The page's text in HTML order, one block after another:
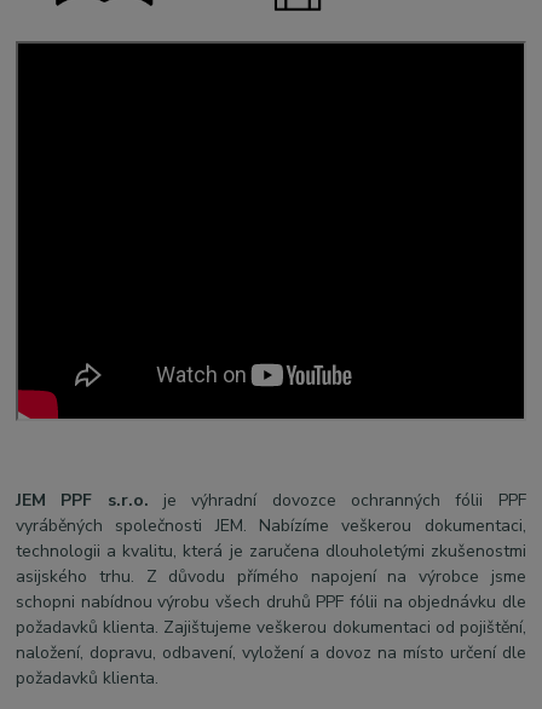
JEM PPF s.r.o. je výhradní dovozce ochranných fólii PPF
vyráběných společnosti JEM. Nabízíme veškerou dokumentaci,
technologii a kvalitu, která je zaručena dlouholetými zkušenostmi
asijského trhu. Z důvodu přímého napojení na výrobce jsme
schopni nabídnou výrobu všech druhů PPF fólii na objednávku dle
požadavků klienta. Zajištujeme veškerou dokumentaci od pojištění,
naložení, dopravu, odbavení, vyložení a dovoz na místo určení dle
požadavků klienta.